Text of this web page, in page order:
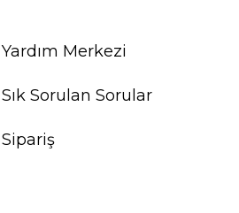
Yardım Merkezi
Sık Sorulan Sorular
Sipariş